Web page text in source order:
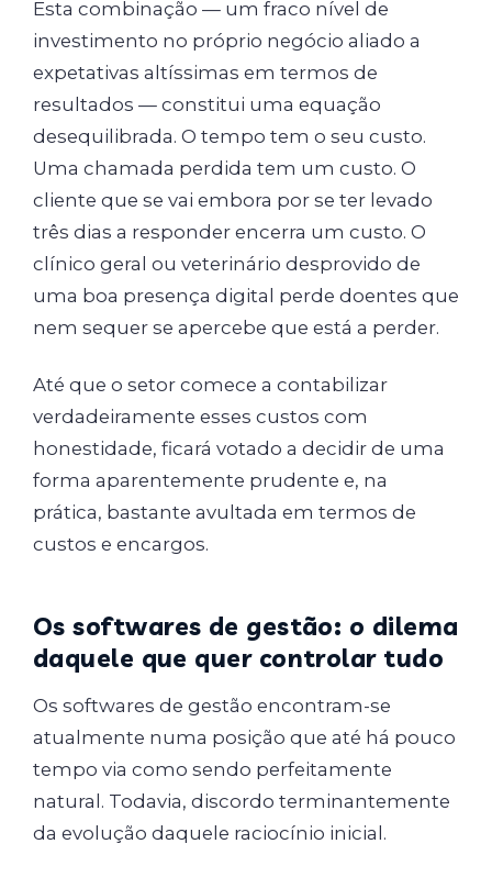
Esta combinação — um fraco nível de
investimento no próprio negócio aliado a
expetativas altíssimas em termos de
resultados — constitui uma equação
desequilibrada. O tempo tem o seu custo.
Uma chamada perdida tem um custo. O
cliente que se vai embora por se ter levado
três dias a responder encerra um custo. O
clínico geral ou veterinário desprovido de
uma boa presença digital perde doentes que
nem sequer se apercebe que está a perder.
Até que o setor comece a contabilizar
verdadeiramente esses custos com
honestidade, ficará votado a decidir de uma
forma aparentemente prudente e, na
prática, bastante avultada em termos de
custos e encargos.
Os softwares de gestão: o dilema
daquele que quer controlar tudo
Os softwares de gestão encontram-se
atualmente numa posição que até há pouco
tempo via como sendo perfeitamente
natural. Todavia, discordo terminantemente
da evolução daquele raciocínio inicial.